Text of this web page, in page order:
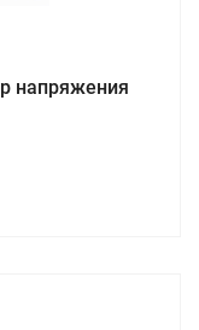
напряжения